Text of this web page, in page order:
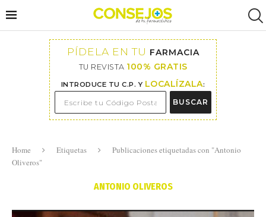
PÍDELA EN TU FARMACIA
TU REVISTA 100% GRATIS
INTRODUCE TU C.P. Y LOCALÍZALA:
BUSCAR
Home Etiquetas
Publicaciones etiquetadas con "Antonio
Oliveros"
ANTONIO OLIVEROS